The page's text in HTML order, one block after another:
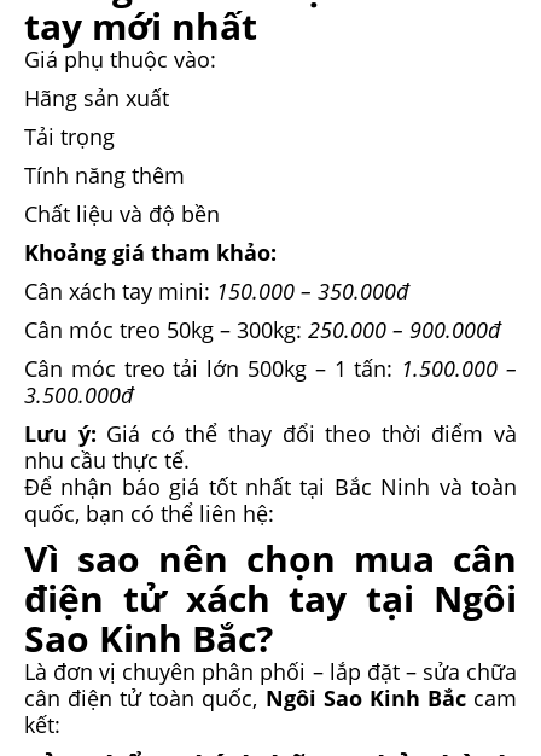
tay mới nhất
Giá phụ thuộc vào:
Hãng sản xuất
Tải trọng
Tính năng thêm
Chất liệu và độ bền
Khoảng giá tham khảo:
Cân xách tay mini: 150.000 – 350.000đ
Cân móc treo 50kg – 300kg: 250.000 – 900.000đ
Cân móc treo tải lớn 500kg – 1 tấn: 1.500.000 –
3.500.000đ
Lưu ý: Giá có thể thay đổi theo thời điểm và
nhu cầu thực tế.
Để nhận báo giá tốt nhất tại Bắc Ninh và toàn
quốc, bạn có thể liên hệ:
Vì sao nên chọn mua cân
điện tử xách tay tại Ngôi
Sao Kinh Bắc?
Là đơn vị chuyên phân phối – lắp đặt – sửa chữa
cân điện tử toàn quốc, Ngôi Sao Kinh Bắccam
kết: